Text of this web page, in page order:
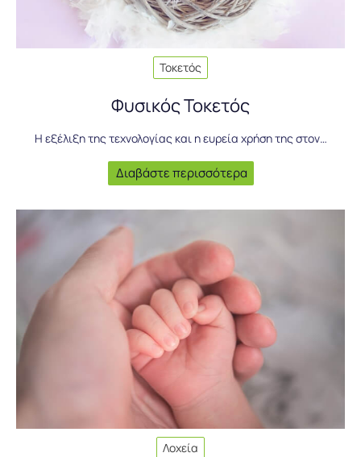
Τοκετός
Φυσικός Τοκετός
Η εξέλιξη της τεχνολογίας και η ευρεία χρήση της στον…
Διαβάστε περισσότερα
Λοχεία